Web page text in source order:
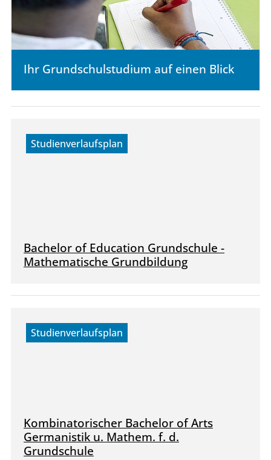
Ihr Grundschulstudium auf einen Blick
Studienverlaufsplan
Bachelor of Education Grundschule -
Mathematische Grundbildung
Studienverlaufsplan
Kombinatorischer Bachelor of Arts
Germanistik u. Mathem. f. d.
Grundschule